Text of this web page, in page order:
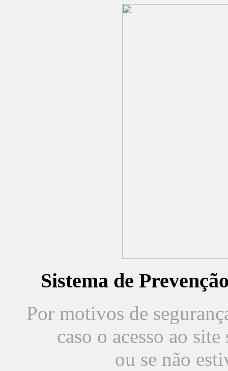
Sistema de
Por motivos de
caso o acesso ao
ou se não